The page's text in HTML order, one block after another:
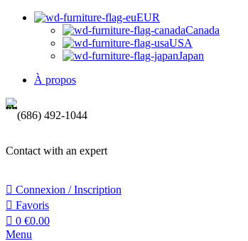
EUR
Canada
USA
Japan
À propos
(686) 492-1044
Contact with an expert
Connexion / Inscription
Favoris
0 €0.00
Menu